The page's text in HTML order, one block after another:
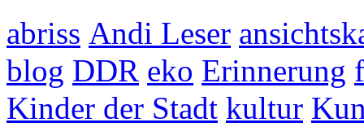
abriss Andi Leser
blog DDR eko Erinnerung
Kinder der Stadt kultur